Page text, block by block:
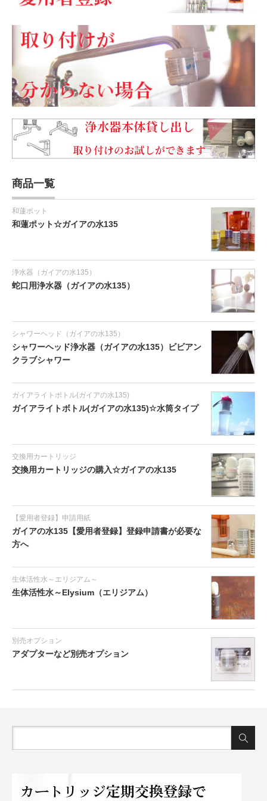
商品一覧
和蓮ポット
和蓮ポット☆ガイアの水135
浄水器（ガイアの水135）
蛇口用浄水器（ガイアの水135）
シャワーヘッド（ガイアの水135）
シャワーヘッド浄水器（ガイアの水135）ビビアン
クラブシャワー
ガイアライトボトル(ガイアの水135)
ガイアライトボトル(ガイアの水135)☆水筒タイプ
交換用カートリッジ
交換用カートリッジの購入☆ガイアの水135
【愛用者登録】申請用紙
ガイアの水135【愛用者登録】登録申請書が必要な
方へ
生体活性水～エリジアム～
生体活性水～Elysium（エリジアム）
別売オプション
アダプターなど別売オプション